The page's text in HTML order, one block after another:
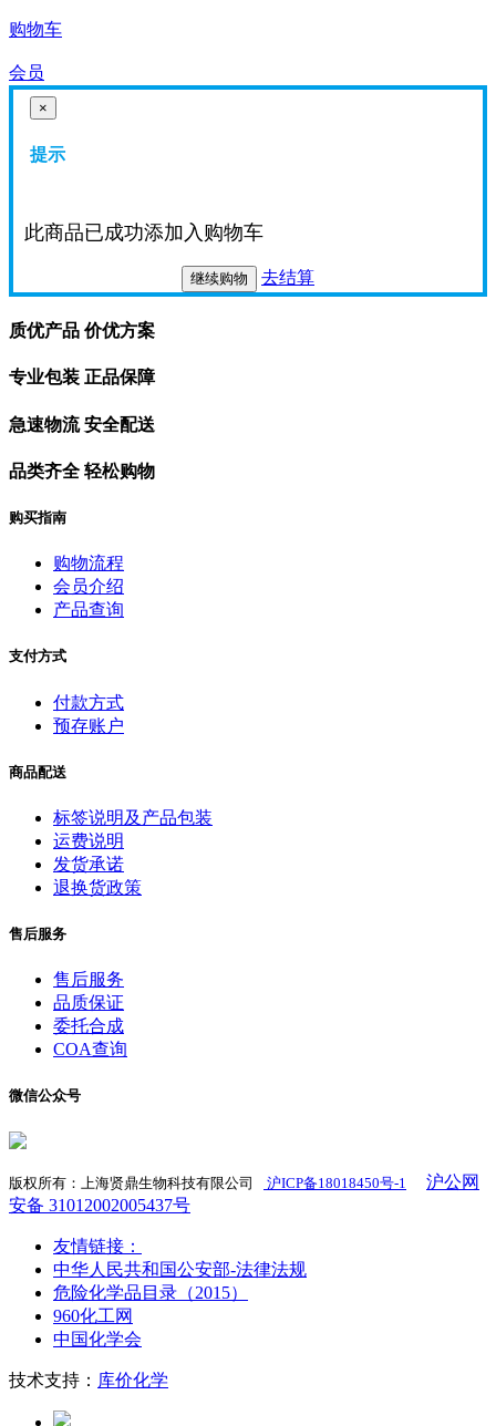
购物车
会员
×
提示
此商品已成功添加入购物车
继续购物 去结算
质优产品 价优方案
专业包装 正品保障
急速物流 安全配送
品类齐全 轻松购物
购买指南
购物流程
会员介绍
产品查询
支付方式
付款方式
预存账户
商品配送
标签说明及产品包装
运费说明
发货承诺
退换货政策
售后服务
售后服务
品质保证
委托合成
COA查询
微信公众号
版权所有：上海贤鼎生物科技有限公司 沪ICP备18018450号-1
沪公网
安备 31012002005437号
友情链接：
中华人民共和国公安部-法律法规
危险化学品目录（2015）
960化工网
中国化学会
技术支持： 库价化学